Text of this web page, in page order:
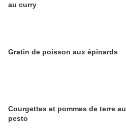
au curry
Gratin de poisson aux épinards
Courgettes et pommes de terre au
pesto